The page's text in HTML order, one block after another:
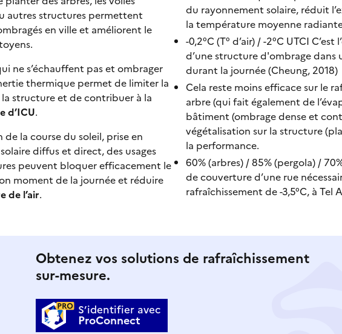
autres structures permettent
en ville et améliorent le
ne s’échauffent pas et ombrager
thermique permet de limiter la
structure et de contribuer à la
d’ICU.
la course du soleil, prise en
diffus et direct, des usages
peuvent bloquer efficacement le
moment de la journée et réduire
de l’air.
du rayonnement solaire, réduit
la température moyenne
-0,2°C (T° d’air) / -2°C UTCI
d’une structure d'ombrage dans
durant la journée (Cheung, 2018)
Cela reste moins efficace sur le
arbre (qui fait également de
bâtiment (ombrage dense et
végétalisation sur la structure
la performance.
60% (arbres) / 85% (pergola) /
de couverture d’une rue
rafraîchissement de -3,5°C, à Tel
Obtenez vos solutions de rafraîchissement
sur-mesure.
S’identifier avec
ProConnect